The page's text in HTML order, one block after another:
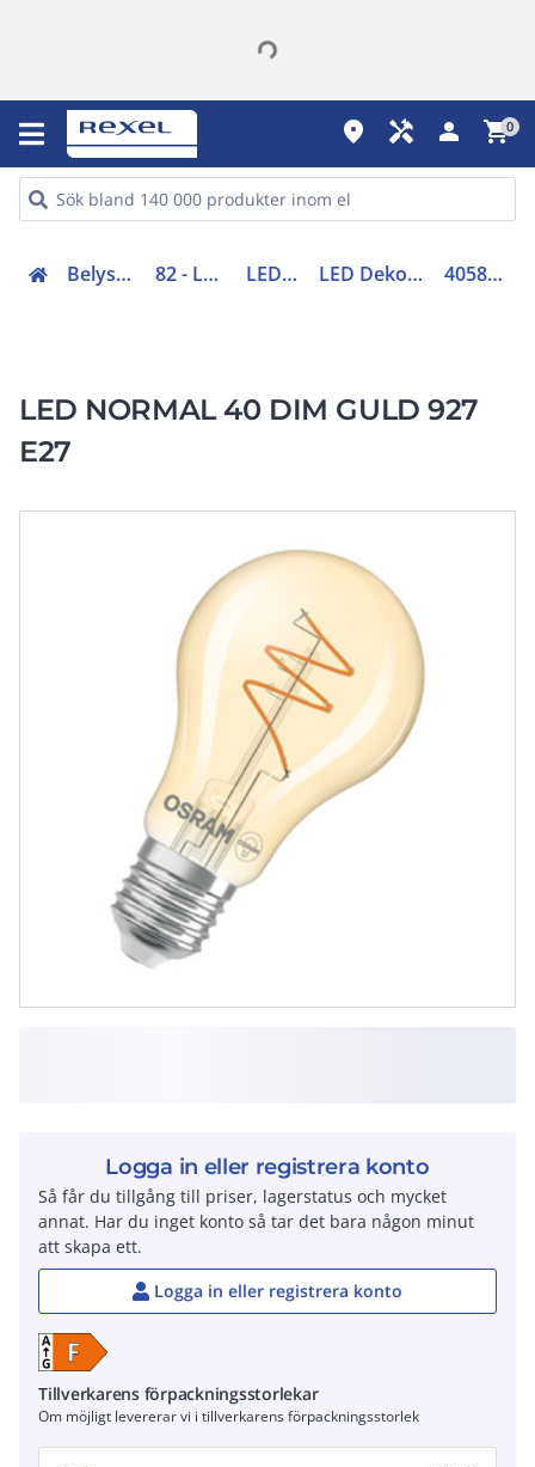
place handyman person shopping_cart0
Belysning (70-83) 82 - LED ljuskällor LED ljuskällor LED Dekorativa ljuskällor 4058075836600
LED NORMAL 40 DIM GULD 927
E27
Logga in eller registrera konto
Så får du tillgång till priser, lagerstatus och mycket
annat. Har du inget konto så tar det bara någon minut
att skapa ett.
Logga in eller registrera konto
Tillverkarens förpackningsstorlekar
Om möjligt levererar vi i tillverkarens förpackningsstorlek